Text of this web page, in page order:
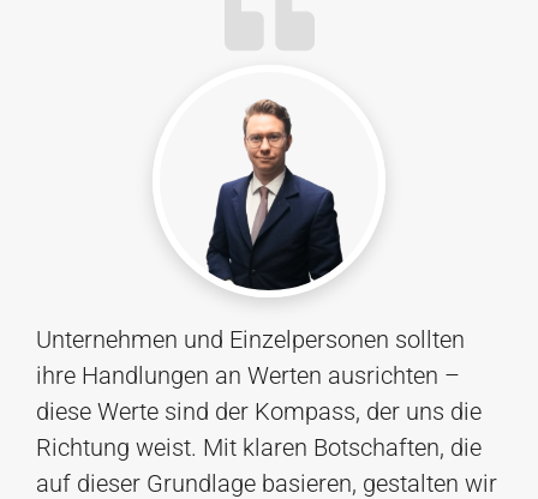
Unternehmen und Einzelpersonen sollten
ihre Handlungen an Werten ausrichten –
diese Werte sind der Kompass, der uns die
Richtung weist. Mit klaren Botschaften, die
auf dieser Grundlage basieren, gestalten wir